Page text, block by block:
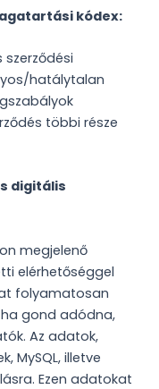
kódex:
hatálytalan
többi része
digitális
megjelenő
elérhetőséggel
folyamatosan
ha gond adódna,
Az adatok,
MySQL, illetve
Ezen adatokat